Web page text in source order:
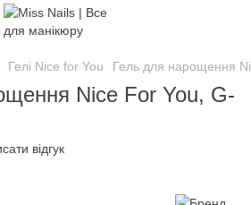
Гелі Nice for You Гель для нарощення
Nice For You, G-
відгук